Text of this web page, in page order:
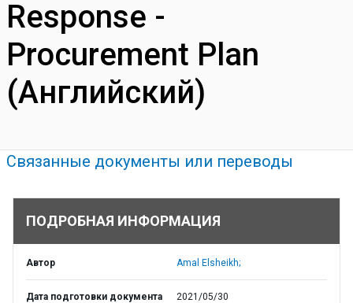
Response -
Procurement Plan
(Английский)
Связанные документы или переводы
ПОДРОБНАЯ ИНФОРМАЦИЯ
Автор Amal Elsheikh;
Дата подготовки документа 2021/05/30